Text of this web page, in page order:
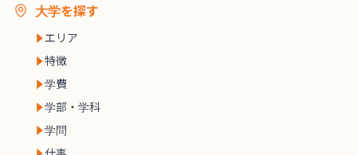
大学を探す
エリア
特徴
学費
学部・学科
学問